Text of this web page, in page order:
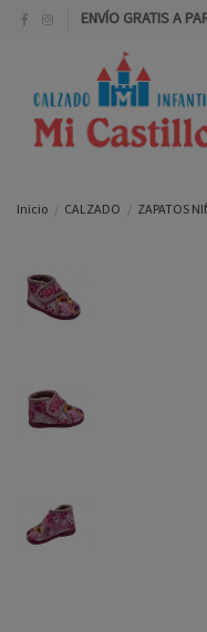
ENVÍO GRATIS A
Inicio CALZADO ZAPATOS